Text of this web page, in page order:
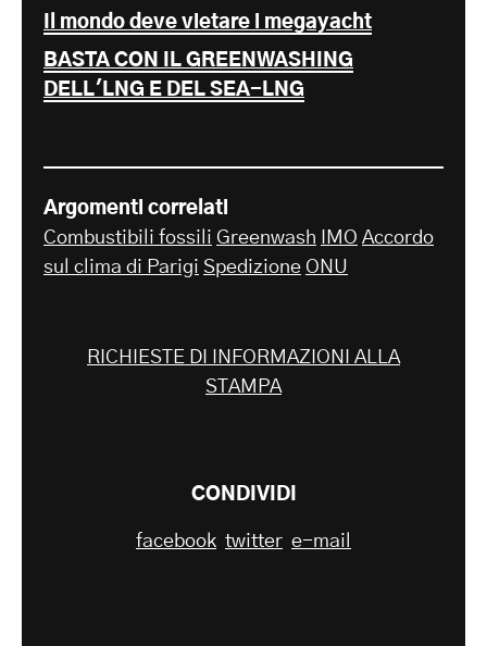
Il mondo deve vietare i megayacht
BASTA CON IL GREENWASHING
DELL'LNG E DEL SEA-LNG
Argomenti correlati
Combustibili fossili Greenwash IMO Accordo
sul clima di Parigi Spedizione ONU
RICHIESTE DI INFORMAZIONI ALLA
STAMPA
CONDIVIDI
facebook twitter e-mail